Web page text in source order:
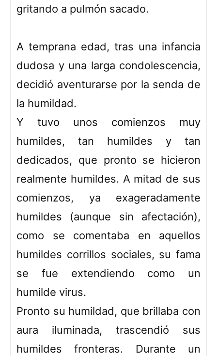
gritando a pulmón sacado.
A temprana edad, tras una infancia
dudosa y una larga condolescencia,
decidió aventurarse por la senda de
la humildad.
Y tuvo unos comienzos muy
humildes, tan humildes y tan
dedicados, que pronto se hicieron
realmente humildes. A mitad de sus
comienzos, ya exageradamente
humildes (aunque sin afectación),
como se comentaba en aquellos
humildes corrillos sociales, su fama
se fue extendiendo como un
humilde virus.
Pronto su humildad, que brillaba con
aura iluminada, trascendió sus
humildes fronteras. Durante un